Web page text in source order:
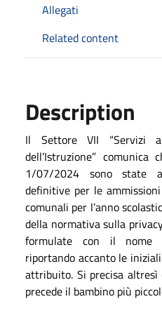
Allegati
Related content
Description
Il Settore VII “Servizi
dell’Istruzione”
1/07/2024 sono state
definitive per le
comunali per l’anno
della normativa sulla
formulate con il nome
riportando accanto le
attribuito. Si precisa
precede il bambino più